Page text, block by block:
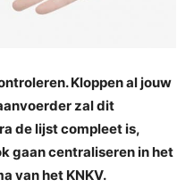
Kloppen al jouw
zal dit
de lijst compleet is,
gaan centraliseren in het
van het KNKV.